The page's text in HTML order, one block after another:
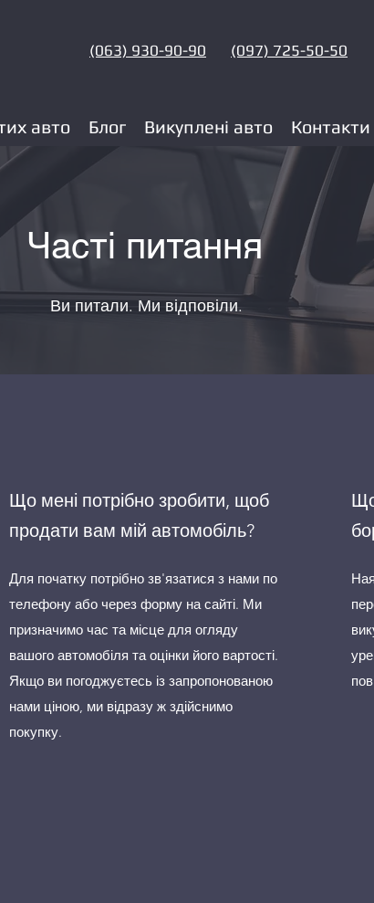
(063) 930-90-90 (097) 725-50-50
авто Блог Викуплені авто Контакти
Часті питання
Ви питали. Ми відповіли.
Що мені потрібно зробити, щоб
продати вам мій автомобіль?
Для початку потрібно зв'язатися з нами по
телефону або через форму на сайті. Ми
призначимо час та місце для огляду
вашого автомобіля та оцінки його вартості.
Якщо ви погоджуєтесь із запропонованою
нами ціною, ми відразу ж здійснимо
покупку.